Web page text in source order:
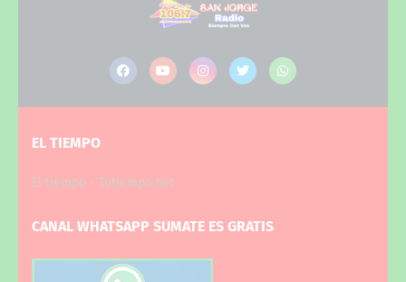
EL TIEMPO
El tiempo - Tutiempo.net
CANAL WHATSAPP SUMATE ES GRATIS